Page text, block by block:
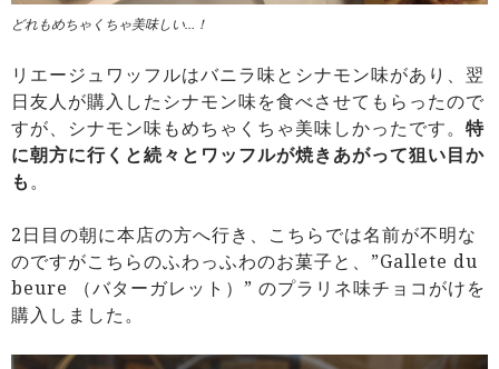
どれもめちゃくちゃ美味しい…！
リエージュワッフルはバニラ味とシナモン味があり、翌
日友人が購入したシナモン味を食べさせてもらったので
すが、シナモン味もめちゃくちゃ美味しかったです。 特
に朝方に行くと続々とワッフルが焼きあがって狙い目か
も。
2日目の朝に本店の方へ行き、こちらでは名前が不明な
のですがこちらのふわっふわのお菓子と、”Gallete du
beure （バターガレット）” のプラリネ味チョコがけを
購入しました。